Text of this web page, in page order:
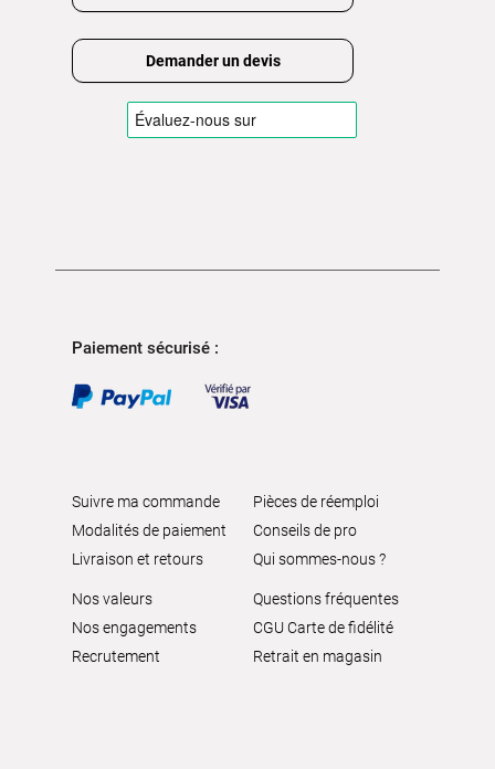
Demander un devis
Paiement sécurisé :
Suivre ma commande
Modalités de paiement
Livraison et retours
Pièces de réemploi
Conseils de pro
Qui sommes-nous ?
Nos valeurs
Nos engagements
Recrutement
Questions fréquentes
CGU Carte de fidélité
Retrait en magasin